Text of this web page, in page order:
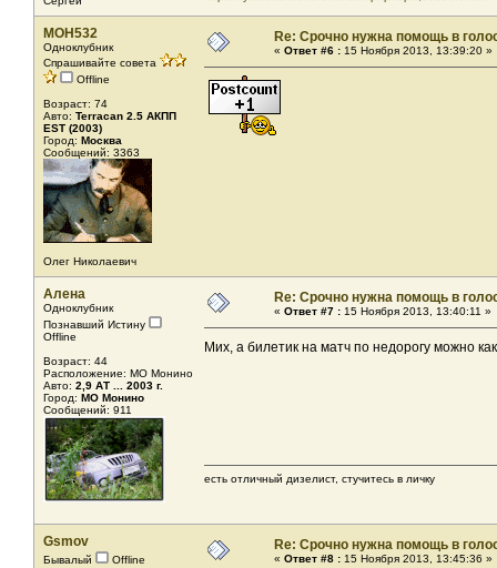
MOH532
Одноклубник
Спрашивайте совета
Offline
Возраст: 74
Авто: Terracan 2.5 АКПП
EST (2003)
Город: Москва
Сообщений: 3363
Олег Николаевич
Re: Срочно нужна помощь в
« Ответ #6 : 15 Ноября 2013, 13:39:20 »
Алена
Одноклубник
Познавший Истину
Offline
Возраст: 44
Расположение: МО Монино
Авто: 2,9 АТ ... 2003 г.
Город: МО Монино
Сообщений: 911
Re: Срочно нужна помощь в
« Ответ #7 : 15 Ноября 2013, 13:40:11 »
Мих, а билетик на матч по недорогу можно
есть отличный дизелист, стучитесь в личку
Gsmov
Бывалый
Offline
Re: Срочно нужна помощь в
« Ответ #8 : 15 Ноября 2013, 13:45:36 »